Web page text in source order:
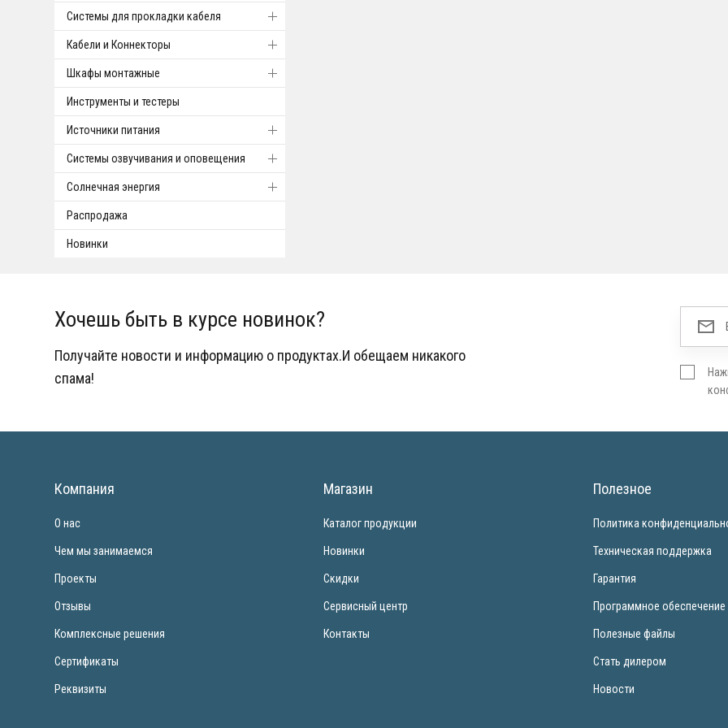
Системы для прокладки кабеля
Кабели и Коннекторы
Шкафы монтажные
Инструменты и тестеры
Источники питания
Системы озвучивания и оповещения
Солнечная энергия
Распродажа
Новинки
Хочешь быть в курсе новинок?
Получайте новости и информацию о продуктах.И обещаем никакого
спама!
Компания
О нас
Чем мы занимаемся
Проекты
Отзывы
Комплексные решения
Сертификаты
Реквизиты
Магазин
Каталог продукции
Новинки
Скидки
Сервисный центр
Контакты
Полезное
Политика
Техническая поддержка
Гарантия
Программное обеспечение
Полезные файлы
Стать дилером
Новости